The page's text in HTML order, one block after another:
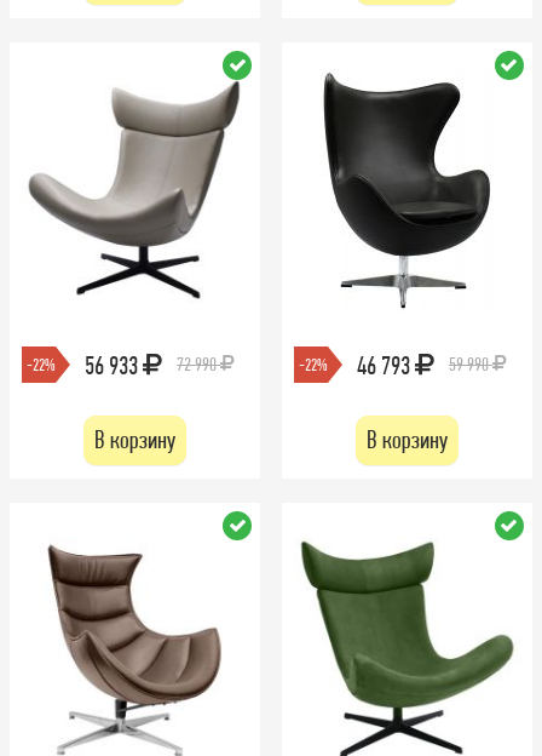
-22% 56 933 72 990
В корзину
-22% 46 793 59 990
В корзину